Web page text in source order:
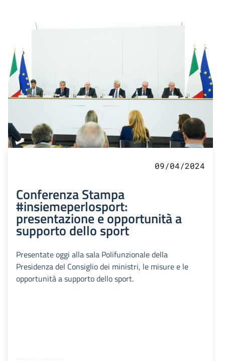
09/04/2024
Conferenza Stampa
#insiemeperlosport:
presentazione e opportunità a
supporto dello sport
Presentate oggi alla sala Polifunzionale della
Presidenza del Consiglio dei ministri, le misure e le
opportunità a supporto dello sport.